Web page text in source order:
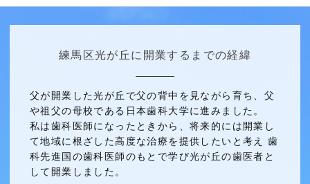
練馬区光が丘に開業するまでの経緯
父が開業した光が丘で父の背中を見ながら育ち、父
や祖父の母校である日本歯科大学に進みました。
私は歯科医師になったときから、将来的には開業し
て地域に根ざした高度な治療を提供したいと考え 歯
科先進国の歯科医師のもとで学び光が丘の歯医者と
して開業しました。